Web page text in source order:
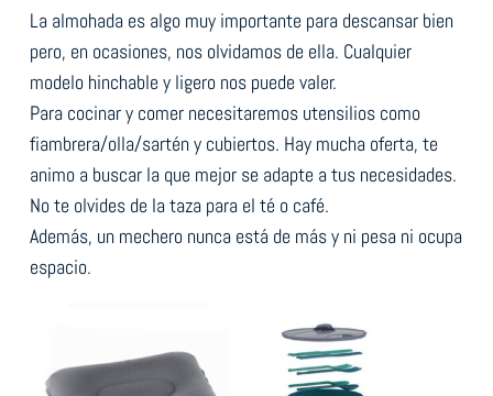
La almohada es algo muy importante para descansar bien
pero, en ocasiones, nos olvidamos de ella. Cualquier
modelo hinchable y ligero nos puede valer.
Para cocinar y comer necesitaremos utensilios como
fiambrera/olla/sartén y cubiertos. Hay mucha oferta, te
animo a buscar la que mejor se adapte a tus necesidades.
No te olvides de la taza para el té o café.
Además, un mechero nunca está de más y ni pesa ni ocupa
espacio.